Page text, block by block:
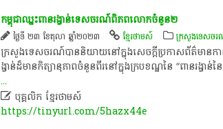
កម្ពុជា​ឈ្នះ​ពានរង្វាន់​ទេសចរណ៍​ពិភពលោក​ចំនួន​២
ថ្ងៃទី ២៣ ខែតុលា ឆ្នាំ២០២៣ ខ្មែរថាមស៍ ក្រសួងទេសច
ក្រសួងទេសចរណ៍​បាន​និយាយ​នៅ​ក្នុង​សេចក្តី​ប្រកាស​ព័ត៌មាន​កាល
ង្វាន់​ដ៏​មាន​កិត្យានុភាព​ចំនួន​ពីរ​នៅ​ក្នុង​ក្រប​ខណ្ឌ​នៃ​ “​ពានរង្វា
...
 បុគ្គលិក​ ខ្មែរ​ថា​ម​ស៍​
https://tinyurl.com/5hazx44e